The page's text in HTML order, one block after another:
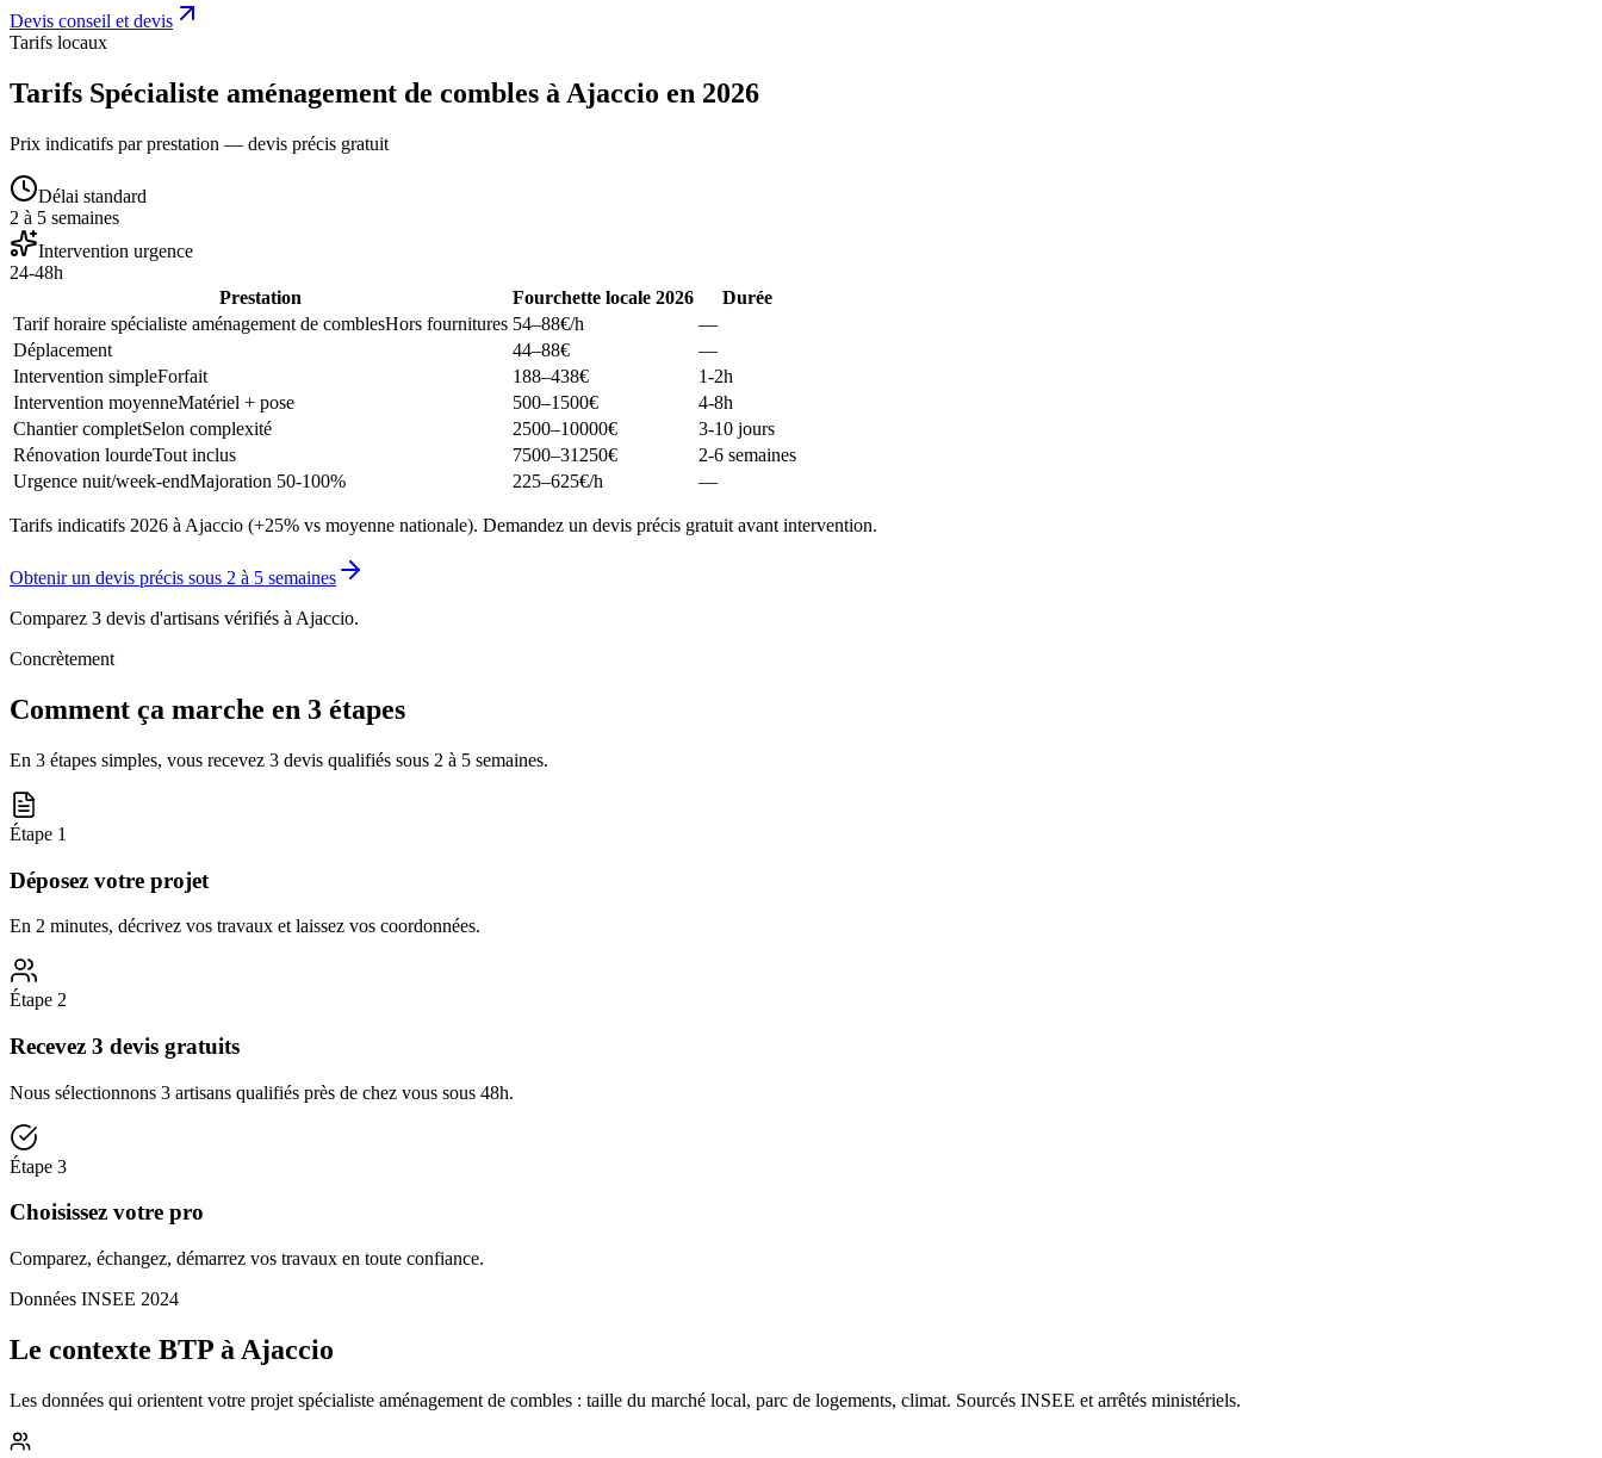
Devis conseil et devis
Tarifs locaux
Tarifs Spécialiste aménagement de combles à Ajaccio en 2026
Prix indicatifs par prestation — devis précis gratuit
Délai standard
2 à 5 semaines
Intervention urgence
24-48h
Prestation
Fourchette locale 2026
Durée
Tarif horaire spécialiste aménagement de comblesHors fournitures 54–88€/h
—
Déplacement
44–88€
—
Intervention simpleForfait 188–438€
1-2h
Intervention moyenneMatériel + pose 500–1500€
4-8h
Chantier completSelon complexité 2500–10000€
3-10 jours
Rénovation lourdeTout inclus 7500–31250€
2-6 semaines
Urgence nuit/week-endMajoration 50-100% 225–625€/h —
Tarifs indicatifs 2026 à Ajaccio (+25% vs moyenne nationale). Demandez un devis précis gratuit avant intervention.
Obtenir un devis précis sous 2 à 5 semaines
Comparez 3 devis d'artisans vérifiés à Ajaccio.
Concrètement
Comment ça marche en 3 étapes
En 3 étapes simples, vous recevez 3 devis qualifiés sous 2 à 5 semaines.
Étape 1
Déposez votre projet
En 2 minutes, décrivez vos travaux et laissez vos coordonnées.
Étape 2
Recevez 3 devis gratuits
Nous sélectionnons 3 artisans qualifiés près de chez vous sous 48h.
Étape 3
Choisissez votre pro
Comparez, échangez, démarrez vos travaux en toute confiance.
Données INSEE 2024
Le contexte BTP à Ajaccio
Les données qui orientent votre projet spécialiste aménagement de combles : taille du marché local, parc de logements, climat. Sourcés INSEE et arrêtés ministériels.